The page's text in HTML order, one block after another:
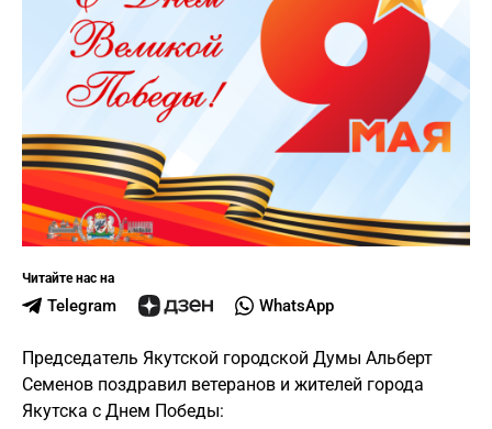
Читайте нас на
Telegram WhatsApp
Председатель Якутской городской Думы Альберт
Семенов поздравил ветеранов и жителей города
Якутска с Днем Победы: